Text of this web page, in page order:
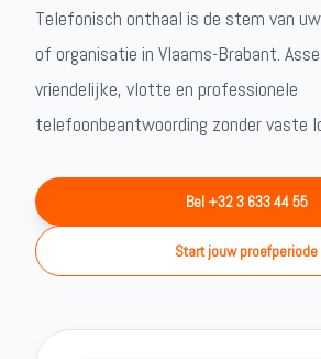
Telefonisch onthaal is de stem van
of organisatie in Vlaams-Brabant.
vriendelijke, vlotte en professionele
telefoonbeantwoording zonder vaste
Bel +32 3 633 44 55
Start jouw proefperiode